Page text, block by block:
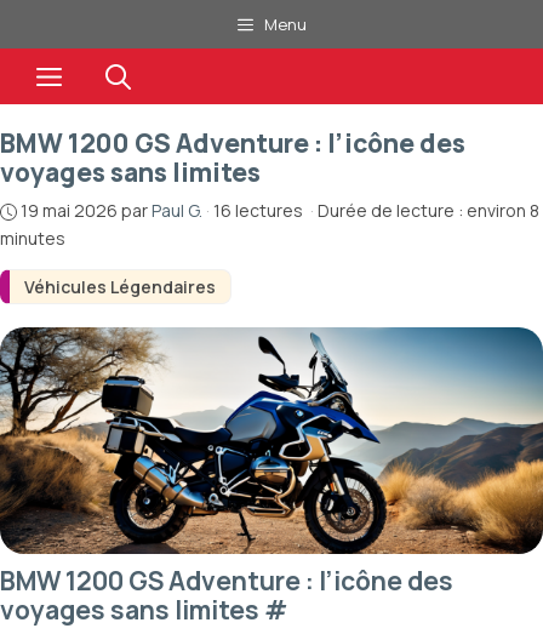
au
contenu
Menu
Menu
Véhicules Légendaires
BMW 1200 GS Adventure : l’icône des
voyages sans limites
19 mai 2026 parPaul G. · 16 lectures · Durée de lecture : environ 8
minutes
BMW 1200 GS Adventure : l’icône des
voyages sans limites #